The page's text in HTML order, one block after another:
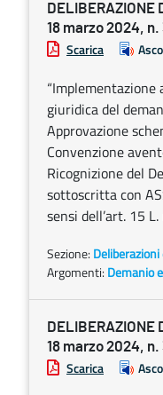
DELIBERAZIONE
18 marzo 2024, n.
Scarica
giuridica del
Approvazione
Convenzione
Ricognizione del
sottoscritta con
sensi dell’art. 15
Sezione:
Argomenti: Demanio
DELIBERAZIONE
18 marzo 2024, n.
Scarica